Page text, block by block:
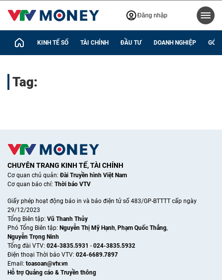
Đăng nhập
KINH TẾ SỐ TÀI CHÍNH ĐẦU TƯ DOANH NGHIỆP GÓC
Tag:
CHUYÊN TRANG KINH TẾ, TÀI CHÍNH
Cơ quan chủ quản:Đài Truyền hình Việt Nam
Cơ quan báo chí: Thời báo VTV
Giấy phép hoạt động báo in và báo điện tử số 483/GP-BTTTT cấp ngày
29/12/2023
Tổng Biên tập: Vũ Thanh Thủy
Phó Tổng Biên tập: Nguyễn Thị Mỹ Hạnh, Phạm Quốc Thắng,
Nguyễn Trọng Ninh
Tổng đài VTV: 024-3835.5931 - 024-3835.5932
Ðiện thoại Thời báo VTV: 024-6689.7897
Email: toasoan@vtv.vn
Hỗ trợ Quảng cáo & Truyền thông